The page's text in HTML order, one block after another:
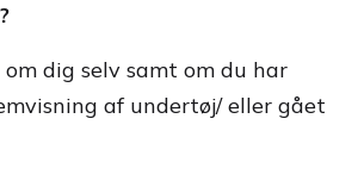
dig selv samt om du har
af undertøj/ eller gået